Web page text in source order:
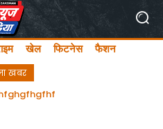
खेल फिटनेस फैशन
खबर
सीएम योगी ने किया उद्घाटन